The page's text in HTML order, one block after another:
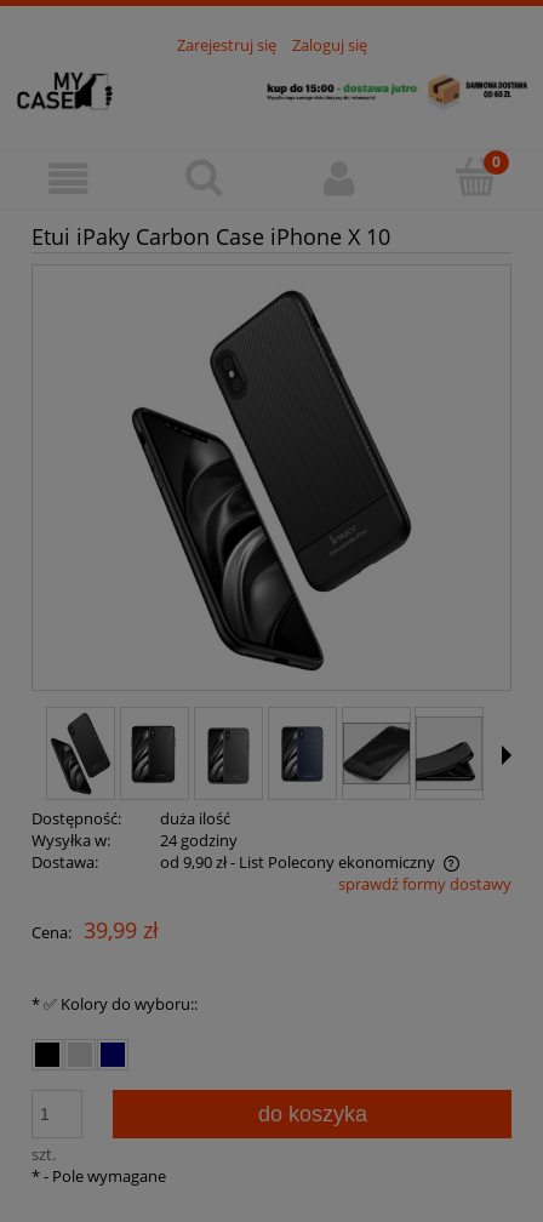
Zarejestruj się Zaloguj się
Etui iPaky Carbon Case iPhone X 10
Dostępność:
duża ilość
Wysyłka w:
24 godziny
Dostawa:
od 9,90 zł- List Polecony ekonomiczny
Cena nie zawiera ewentualnych kosztów płatnościsprawdź formy dostawy
Cena: 39,99 zł
*✅ Kolory do wyboru::
szt.
do koszyka
*- Pole wymagane